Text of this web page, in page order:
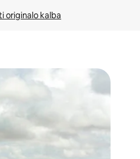
originalo kalba